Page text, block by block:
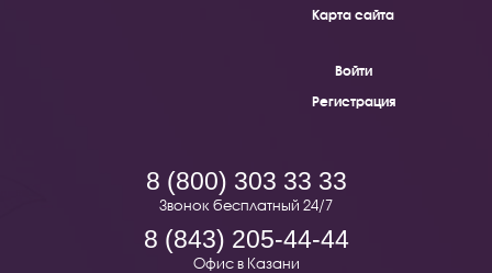
Карта сайта
Войти
Регистрация
8 (800) 303 33 33
Звонок бесплатный 24/7
8 (843) 205-44-44
Офис в Казани